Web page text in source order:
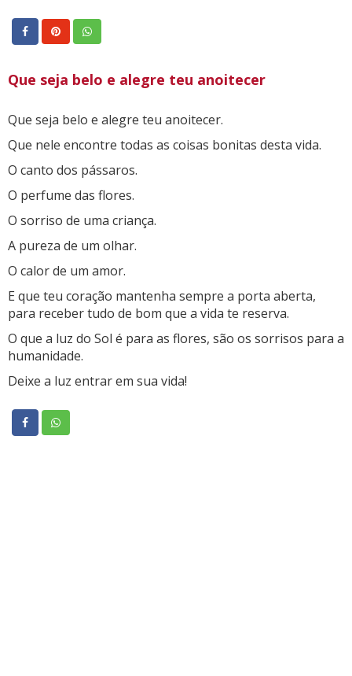
Que seja belo e alegre teu anoitecer
Que seja belo e alegre teu anoitecer.
Que nele encontre todas as coisas bonitas desta vida.
O canto dos pássaros.
O perfume das flores.
O sorriso de uma criança.
A pureza de um olhar.
O calor de um amor.
E que teu coração mantenha sempre a porta aberta,
para receber tudo de bom que a vida te reserva.
O que a luz do Sol é para as flores, são os sorrisos para a
humanidade.
Deixe a luz entrar em sua vida!